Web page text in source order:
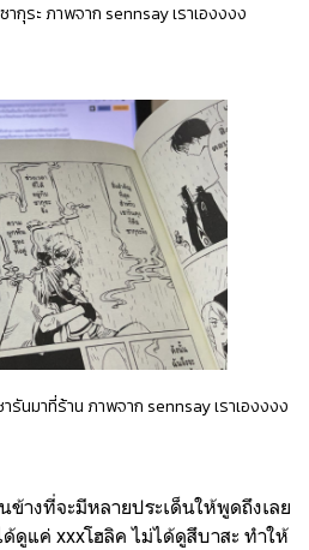
ากุระ ภาพจาก sennsay เราเองงงง
รันมาที่ร้าน ภาพจาก sennsay เราเองงงง
ข้างที่จะมีหลายประเด็นให้พูดถึงเลย
ดูแค่ xxxโฮลิค ไม่ได้ดูสึบาสะ ทำให้